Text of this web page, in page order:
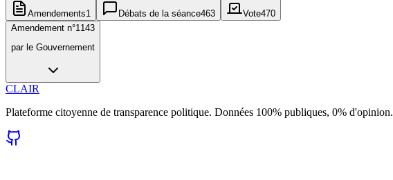
Amendements1 Débats de la séance463 Vote470
Amendement n°1143
par le Gouvernement
CLAIR
Plateforme citoyenne de transparence politique. Données 100% publiques, 0% d'opinion.